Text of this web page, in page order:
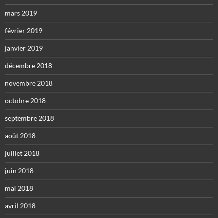
mars 2019
février 2019
janvier 2019
décembre 2018
novembre 2018
octobre 2018
septembre 2018
août 2018
juillet 2018
juin 2018
mai 2018
avril 2018